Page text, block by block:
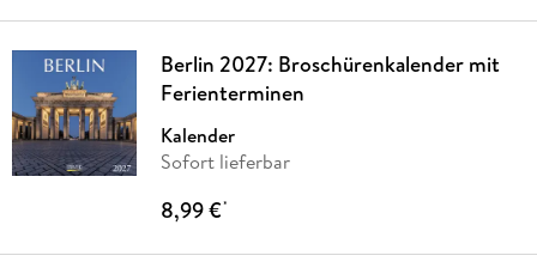
Berlin 2027: Broschürenkalender mit
Ferienterminen
Kalender
Sofort lieferbar
8,99 €*